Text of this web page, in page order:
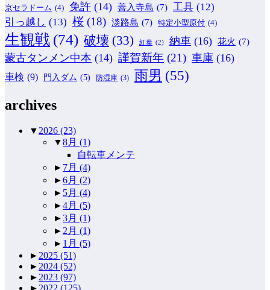
京セラドーム (4) 免許 (14) 善入寺島 (7) 工具 (12)
引っ越し (13) 桜 (18) 淡路島 (7) 特定小型原付 (4)
生観戦 (74) 破壊 (33) 紅葉 (2) 納車 (16) 花火 (7)
蒙古タンメン中本 (14) 謹賀新年 (21) 車庫 (16)
車検 (9) 門入ダム (5) 防湿庫 (3) 雨男 (55)
archives
▼ 2026 (23)
▼8月 (1)
自転車メンテ
► 7月 (4)
►6月 (2)
► 5月 (4)
►4月 (5)
►3月 (1)
► 2月 (1)
► 1月 (5)
► 2025 (51)
► 2024 (52)
► 2023 (97)